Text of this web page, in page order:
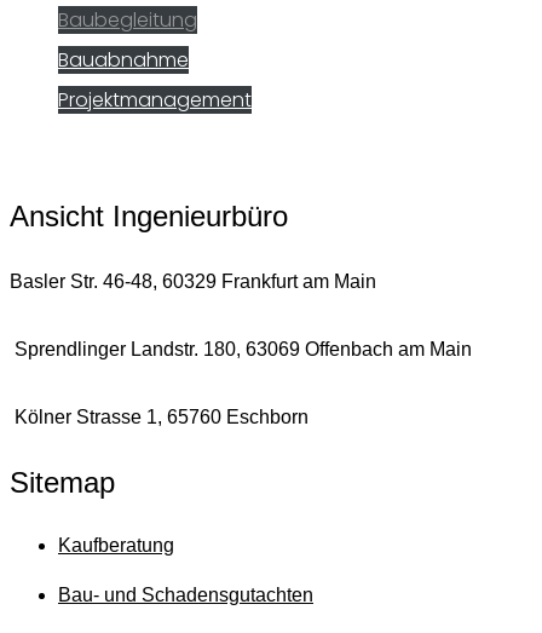
Baubegleitung
Bauabnahme
Projektmanagement
Ansicht Ingenieurbüro
Basler Str. 46-48, 60329 Frankfurt am Main
Sprendlinger Landstr. 180, 63069 Offenbach am Main
Kölner Strasse 1, 65760 Eschborn
Sitemap
Kaufberatung
Bau- und Schadensgutachten